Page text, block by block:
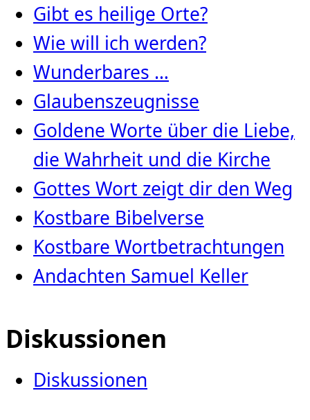
Gibt es heilige Orte?
Wie will ich werden?
Wunderbares …
Glaubenszeugnisse
Goldene Worte über die Liebe,
die Wahrheit und die Kirche
Gottes Wort zeigt dir den Weg
Kostbare Bibelverse
Kostbare Wortbetrachtungen
Andachten Samuel Keller
Diskussionen
Diskussionen